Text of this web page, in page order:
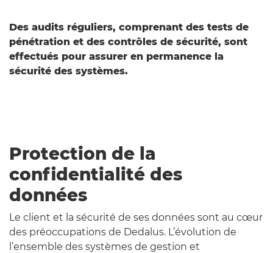
Des audits réguliers, comprenant des tests de
pénétration et des contrôles de sécurité, sont
effectués pour assurer en permanence la
sécurité des systèmes.
Protection de la
confidentialité des
données
Le client et la sécurité de ses données sont au cœur
des préoccupations de Dedalus. L’évolution de
l’ensemble des systèmes de gestion et